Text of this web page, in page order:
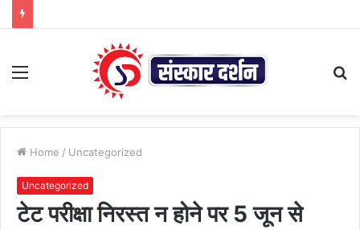
Menu
Home / Uncategorized
Uncategorized
टेट परीक्षा निरस्त न होने पर 5 जून से